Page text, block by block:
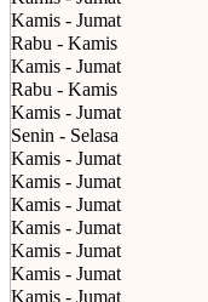
Kamis - Jumat
Rabu - Kamis
Kamis - Jumat
Rabu - Kamis
Kamis - Jumat
Senin - Selasa
Kamis - Jumat
Kamis - Jumat
Kamis - Jumat
Kamis - Jumat
Kamis - Jumat
Kamis - Jumat
Kamis - Jumat